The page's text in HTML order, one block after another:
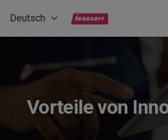
Deutsch
Vorteile von